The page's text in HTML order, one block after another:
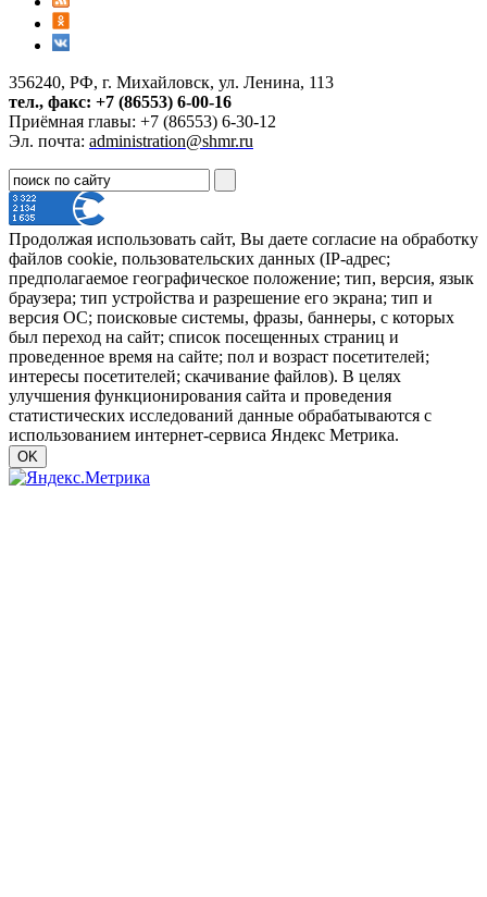
356240, РФ, г. Михайловск, ул. Ленина, 113
тел., факс: +7 (86553) 6-00-16
Приёмная главы: +7 (86553) 6-30-12
Эл. почта: administration@shmr.ru
Продолжая использовать сайт, Вы даете согласие на обработку
файлов cookie, пользовательских данных (IP-адрес;
предполагаемое географическое положение; тип, версия, язык
браузера; тип устройства и разрешение его экрана; тип и
версия ОС; поисковые системы, фразы, баннеры, с которых
был переход на сайт; список посещенных страниц и
проведенное время на сайте; пол и возраст посетителей;
интересы посетителей; скачивание файлов). В целях
улучшения функционирования сайта и проведения
статистических исследований данные обрабатываются с
использованием интернет-сервиса Яндекс Метрика.
OK